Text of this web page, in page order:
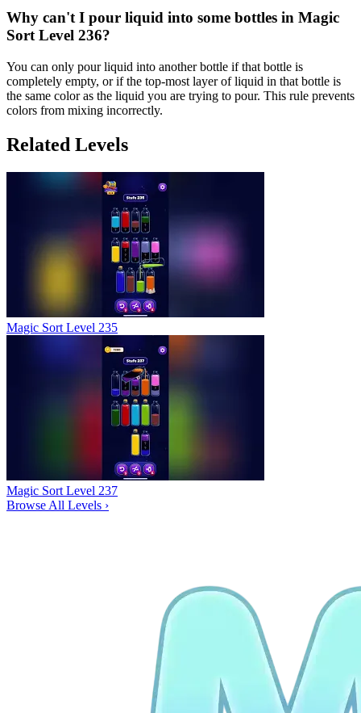
Why can't I pour liquid into some bottles in Magic
Sort Level 236?
You can only pour liquid into another bottle if that bottle is
completely empty, or if the top-most layer of liquid in that bottle is
the same color as the liquid you are trying to pour. This rule prevents
colors from mixing incorrectly.
Related Levels
Magic Sort Level 235
Magic Sort Level 237
Browse All Levels ›